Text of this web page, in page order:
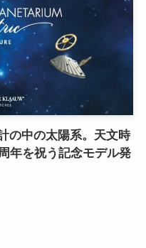
の中の太陽系。天文時
年を祝う記念モデル発